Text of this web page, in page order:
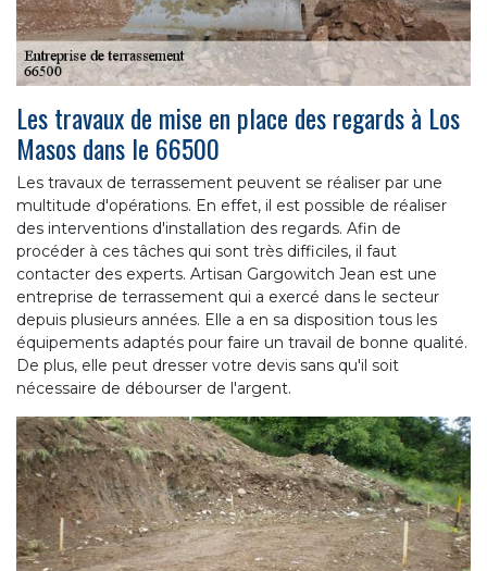
Les travaux de mise en place des regards à Los
Masos dans le 66500
Les travaux de terrassement peuvent se réaliser par une
multitude d'opérations. En effet, il est possible de réaliser
des interventions d'installation des regards. Afin de
procéder à ces tâches qui sont très difficiles, il faut
contacter des experts. Artisan Gargowitch Jean est une
entreprise de terrassement qui a exercé dans le secteur
depuis plusieurs années. Elle a en sa disposition tous les
équipements adaptés pour faire un travail de bonne qualité.
De plus, elle peut dresser votre devis sans qu'il soit
nécessaire de débourser de l'argent.